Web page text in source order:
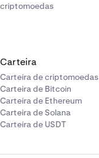
criptomoedas
Carteira
Carteira de criptomoedas
Carteira de Bitcoin
Carteira de Ethereum
Carteira de Solana
Carteira de USDT